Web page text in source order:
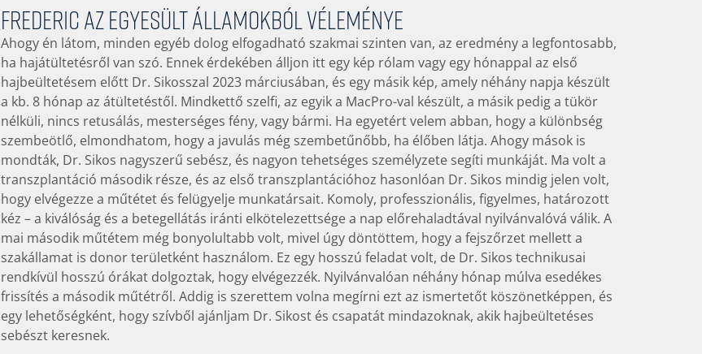
Frederic az Egyesült Államokból véleménye
Ahogy én látom, minden egyéb dolog elfogadható szakmai szinten van, az eredmény a legfontosabb,
ha hajátültetésről van szó. Ennek érdekében álljon itt egy kép rólam vagy egy hónappal az első
hajbeültetésem előtt Dr. Sikosszal 2023 márciusában, és egy másik kép, amely néhány napja készült
a kb. 8 hónap az átültetéstől. Mindkettő szelfi, az egyik a MacPro-val készült, a másik pedig a tükör
nélküli, nincs retusálás, mesterséges fény, vagy bármi. Ha egyetért velem abban, hogy a különbség
szembeötlő, elmondhatom, hogy a javulás még szembetűnőbb, ha élőben látja. Ahogy mások is
mondták, Dr. Sikos nagyszerű sebész, és nagyon tehetséges személyzete segíti munkáját. Ma volt a
transzplantáció második része, és az első transzplantációhoz hasonlóan Dr. Sikos mindig jelen volt,
hogy elvégezze a műtétet és felügyelje munkatársait. Komoly, professzionális, figyelmes, határozott
kéz – a kiválóság és a betegellátás iránti elkötelezettsége a nap előrehaladtával nyilvánvalóvá válik. A
mai második műtétem még bonyolultabb volt, mivel úgy döntöttem, hogy a fejszőrzet mellett a
szakállamat is donor területként használom. Ez egy hosszú feladat volt, de Dr. Sikos technikusai
rendkívül hosszú órákat dolgoztak, hogy elvégezzék. Nyilvánvalóan néhány hónap múlva esedékes
frissítés a második műtétről. Addig is szerettem volna megírni ezt az ismertetőt köszönetképpen, és
egy lehetőségként, hogy szívből ajánljam Dr. Sikost és csapatát mindazoknak, akik hajbeültetéses
sebészt keresnek.